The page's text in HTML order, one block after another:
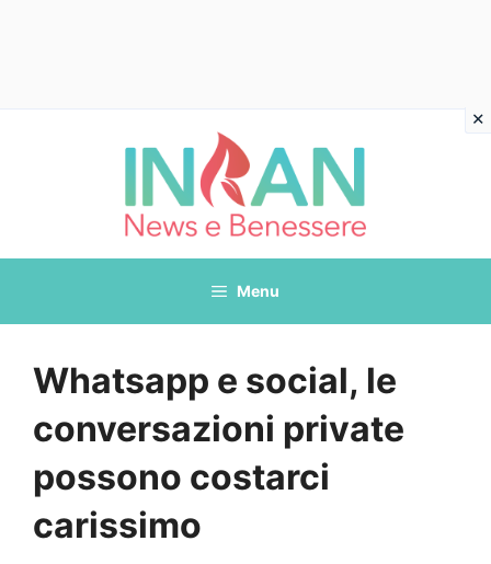
Menu
Whatsapp e social, le
conversazioni private
possono costarci
carissimo